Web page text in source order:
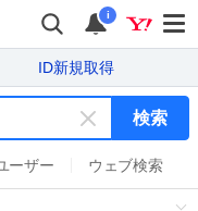
i
ID新規取得
キ
ー
ワ
検索
ーザー ウェブ検索